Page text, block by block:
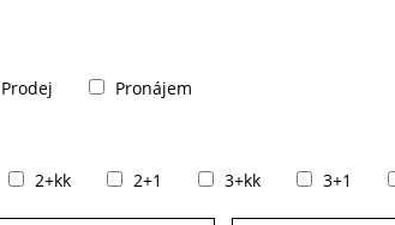
Prodej Pronájem
2+kk 2+1 3+kk 3+1